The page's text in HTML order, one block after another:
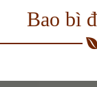
Bao bì